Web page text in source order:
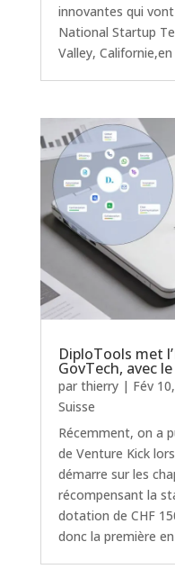
innovantes qui
National Startup
Valley,
DiploTools met
GovTech, avec
par thierry| Fév
Suisse
Récemment, on a
de Venture Kick
démarre sur les
récompensant la
dotation de CHF
donc la première